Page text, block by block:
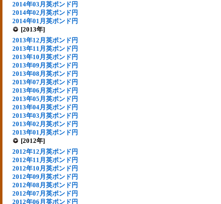
2014年03月英ポンド円
2014年02月英ポンド円
2014年01月英ポンド円
[2013年]
2013年12月英ポンド円
2013年11月英ポンド円
2013年10月英ポンド円
2013年09月英ポンド円
2013年08月英ポンド円
2013年07月英ポンド円
2013年06月英ポンド円
2013年05月英ポンド円
2013年04月英ポンド円
2013年03月英ポンド円
2013年02月英ポンド円
2013年01月英ポンド円
[2012年]
2012年12月英ポンド円
2012年11月英ポンド円
2012年10月英ポンド円
2012年09月英ポンド円
2012年08月英ポンド円
2012年07月英ポンド円
2012年06月英ポンド円